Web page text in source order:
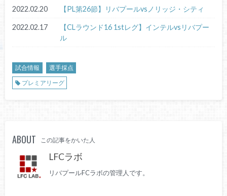
2022.02.20 【PL第26節】リバプールvsノリッジ・シティ
2022.02.17
【CLラウンド16 1stレグ】インテルvsリバプー
ル
試合情報
選手採点
プレミアリーグ
ABOUT この記事をかいた人
LFCラボ
リバプールFCラボの管理人です。